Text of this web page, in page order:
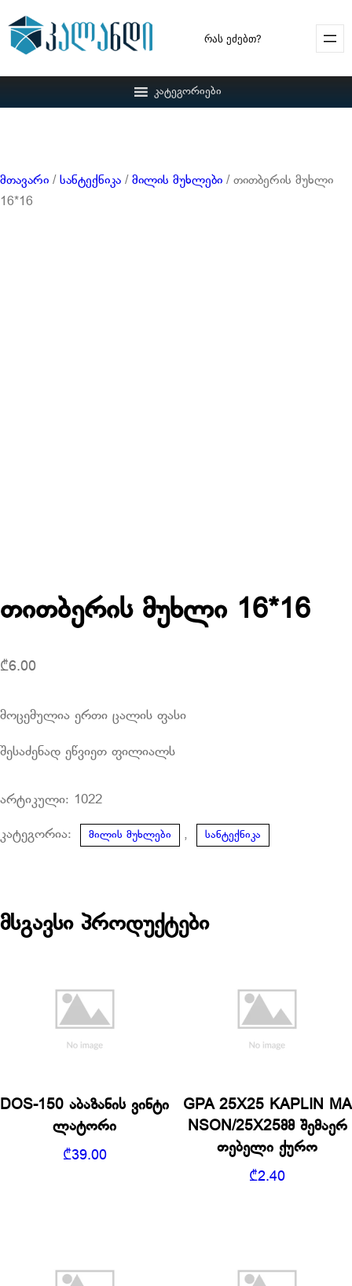
Search
კატეგორიები
მთავარი / სანტექნიკა / მილის მუხლები / თითბერის მუხლი
16*16
თითბერის მუხლი 16*16
₾6.00
მოცემულია ერთი ცალის ფასი
შესაძენად ეწვიეთ ფილიალს
არტიკული: 1022
კატეგორია: მილის მუხლები , სანტექნიკა
მსგავსი პროდუქტები
DOS-150 აბაზანის ვინტი
ლატორი
₾39.00
GPA 25X25 KAPLIN MA
NSON/25X25მმ შემაერ
თებელი ქურო
₾2.40